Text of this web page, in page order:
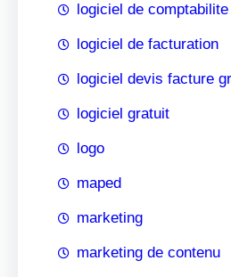
logiciel de comptabilite
logiciel de facturation
logiciel devis facture
logiciel gratuit
logo
maped
marketing
marketing de contenu